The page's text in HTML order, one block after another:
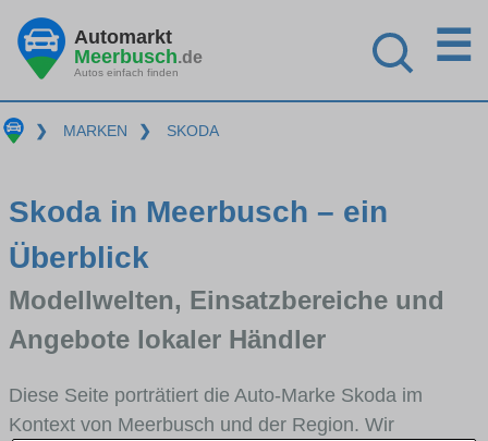
Automarkt
Meerbusch.de
Autos einfach finden
☰
❯ MARKEN ❯ SKODA
Skoda in Meerbusch – ein
Überblick
Modellwelten, Einsatzbereiche und
Angebote lokaler Händler
Diese Seite porträtiert die Auto-Marke Skoda im
Kontext von Meerbusch und der Region. Wir